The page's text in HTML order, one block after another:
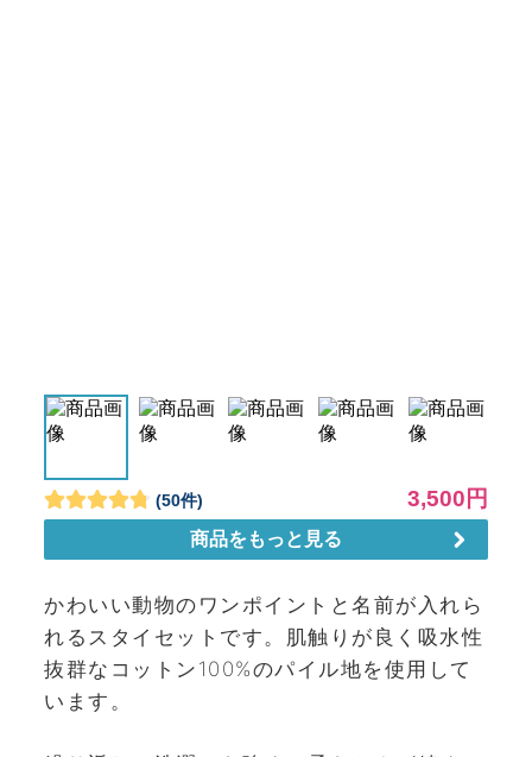
かわいい動物のワンポイントと名前が入れら
れるスタイセットです。肌触りが良く吸水性
抜群なコットン100%のパイル地を使用して
います。